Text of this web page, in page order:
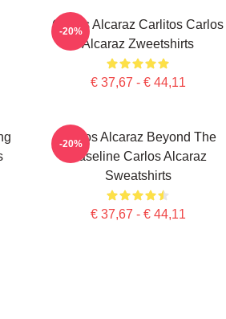
Carlos Alcaraz Carlitos Carlos
Alcaraz Zweetshirts
€ 37,67 - € 44,11
-20%
Carlos Alcaraz Beyond The
Baseline Carlos Alcaraz
Sweatshirts
€ 37,67 - € 44,11
-20%